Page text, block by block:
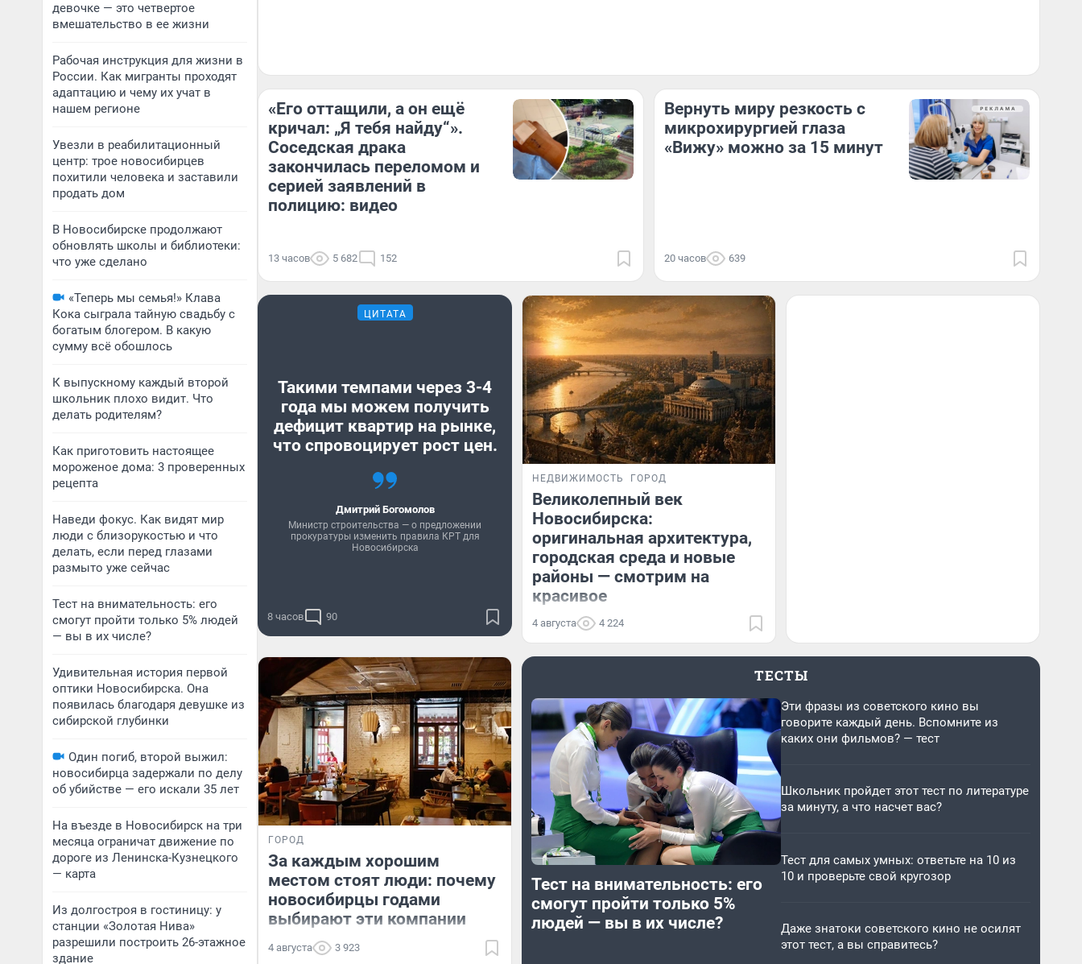
девочке — это четвертое
вмешательство в ее жизни
Рабочая инструкция для жизни в
России. Как мигранты проходят
адаптацию и чему их учат в
нашем регионе
Увезли в реабилитационный
центр: трое новосибирцев
похитили человека и заставили
продать дом
В Новосибирске продолжают
обновлять школы и библиотеки:
что уже сделано
«Теперь мы семья!» Клава
Кока сыграла тайную свадьбу с
богатым блогером. В какую
сумму всё обошлось
К выпускному каждый второй
школьник плохо видит. Что
делать родителям?
Как приготовить настоящее
мороженое дома: 3 проверенных
рецепта
Наведи фокус. Как видят мир
люди с близорукостью и что
делать, если перед глазами
размыто уже сейчас
Тест на внимательность: его
смогут пройти только 5% людей
— вы в их числе?
Удивительная история первой
оптики Новосибирска. Она
появилась благодаря девушке из
сибирской глубинки
Один погиб, второй выжил:
новосибирца задержали по делу
об убийстве — его искали 35 лет
На въезде в Новосибирск на три
месяца ограничат движение по
дороге из Ленинска-Кузнецкого
— карта
Из долгостроя в гостиницу: у
станции «Золотая Нива»
разрешили построить 26-этажное
здание
«Его оттащили, а он ещё
кричал: „Я тебя найду“».
Соседская драка
закончилась переломом и
серией заявлений в
полицию: видео
13 часов 5 682 152
Вернуть миру резкость с
микрохирургией глаза
«Вижу» можно за 15 минут
20 часов 639
ЦИТАТА
Такими темпами через 3-4
года мы можем получить
дефицит квартир на рынке,
что спровоцирует рост цен.
Дмитрий Богомолов
Министр строительства — о предложении
прокуратуры изменить правила КРТ для
Новосибирска
8 часов 90
НЕДВИЖИМОСТЬ ГОРОД
Великолепный век
Новосибирска:
оригинальная архитектура,
городская среда и новые
районы — смотрим на
красивое
4 августа 4 224
ГОРОД
За каждым хорошим
местом стоят люди: почему
новосибирцы годами
выбирают эти компании
4 августа 3 923
ТЕСТЫ
Тест на внимательность: его
смогут пройти только 5%
людей — вы в их числе?
Эти фразы из советского кино вы
говорите каждый день. Вспомните из
каких они фильмов? — тест
Школьник пройдет этот тест по литературе
за минуту, а что насчет вас?
Тест для самых умных: ответьте на 10 из
10 и проверьте свой кругозор
Даже знатоки советского кино не осилят
этот тест, а вы справитесь?